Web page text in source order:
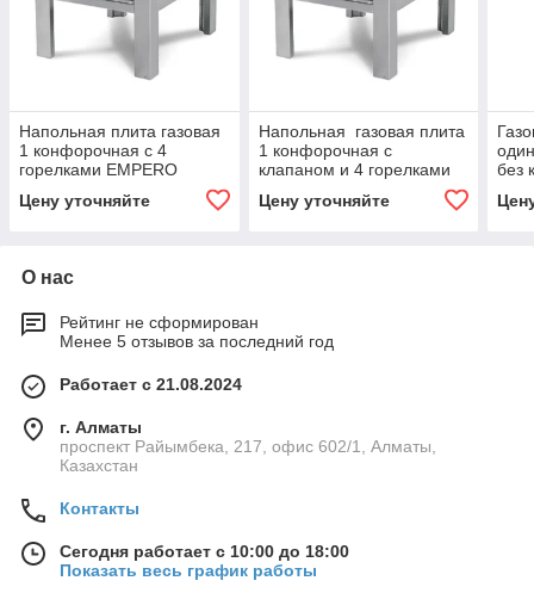
Напольная плита газовая
1 конфорочная с 4
горелками EMPERO
Цену уточняйте
Напольная газовая плита
1 конфорочная с
клапаном и 4 горелками
Цену уточняйте
без
О нас
Рейтинг не сформирован
Менее 5 отзывов за последний год
Работает с 21.08.2024
г. Алматы
проспект Райымбека, 217, офис 602/1, Алматы,
Казахстан
Контакты
Сегодня работает с 10:00 до 18:00
Показать весь график работы